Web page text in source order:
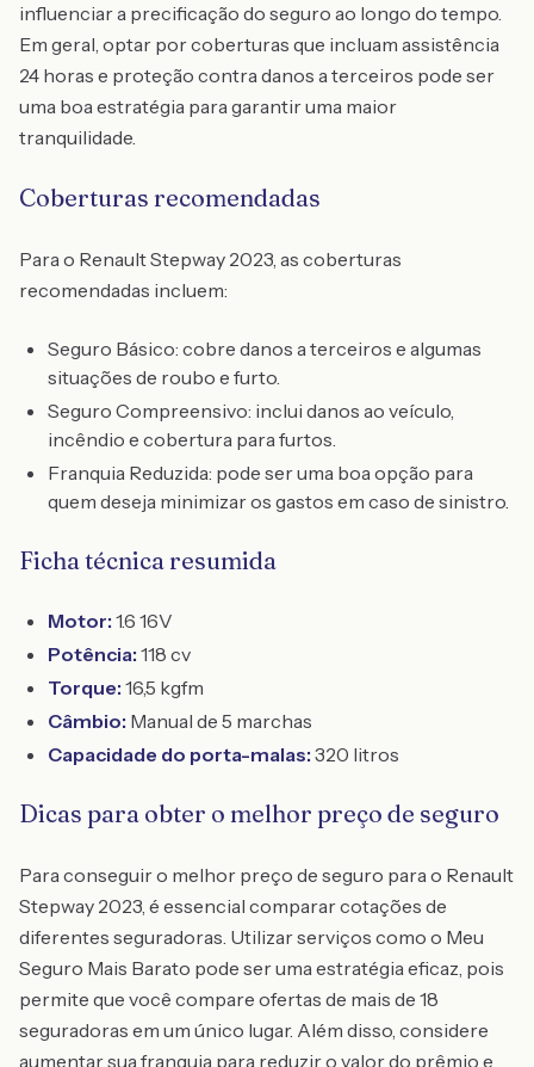
influenciar a precificação do seguro ao longo do tempo.
Em geral, optar por coberturas que incluam assistência
24 horas e proteção contra danos a terceiros pode ser
uma boa estratégia para garantir uma maior
tranquilidade.
Coberturas recomendadas
Para o Renault Stepway 2023, as coberturas
recomendadas incluem:
Seguro Básico: cobre danos a terceiros e algumas
situações de roubo e furto.
Seguro Compreensivo: inclui danos ao veículo,
incêndio e cobertura para furtos.
Franquia Reduzida: pode ser uma boa opção para
quem deseja minimizar os gastos em caso de sinistro.
Ficha técnica resumida
Motor: 1.6 16V
Potência: 118 cv
Torque: 16,5 kgfm
Câmbio: Manual de 5 marchas
Capacidade do porta-malas: 320 litros
Dicas para obter o melhor preço de seguro
Para conseguir o melhor preço de seguro para o Renault
Stepway 2023, é essencial comparar cotações de
diferentes seguradoras. Utilizar serviços como o Meu
Seguro Mais Barato pode ser uma estratégia eficaz, pois
permite que você compare ofertas de mais de 18
seguradoras em um único lugar. Além disso, considere
aumentar sua franquia para reduzir o valor do prêmio e